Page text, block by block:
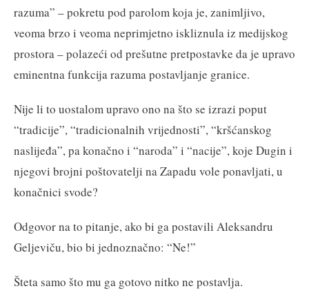
razuma” – pokretu pod parolom koja je, zanimljivo,
veoma brzo i veoma neprimjetno iskliznula iz medijskog
prostora – polazeći od prešutne pretpostavke da je upravo
eminentna funkcija razuma postavljanje granice.
Nije li to uostalom upravo ono na što se izrazi poput
“tradicije”, “tradicionalnih vrijednosti”, “kršćanskog
naslijeđa”, pa konačno i “naroda” i “nacije”, koje Dugin i
njegovi brojni poštovatelji na Zapadu vole ponavljati, u
konačnici svode?
Odgovor na to pitanje, ako bi ga postavili Aleksandru
Geljeviču, bio bi jednoznačno: “Ne!”
Šteta samo što mu ga gotovo nitko ne postavlja.